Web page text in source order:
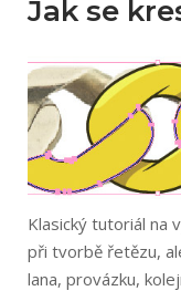
Jak se
Klasický tutoriál na
při tvorbě řetězu,
lana, provázku,